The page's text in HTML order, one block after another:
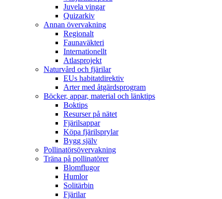
Juvela vingar
Quizarkiv
Annan övervakning
Regionalt
Faunaväkteri
Internationellt
Atlasprojekt
Naturvård och fjärilar
EUs habitatdirektiv
Arter med åtgärdsprogram
Böcker, appar, material och länktips
Boktips
Resurser på nätet
Fjärilsappar
Köpa fjärilsprylar
Bygg själv
Pollinatörsövervakning
Träna på pollinatörer
Blomflugor
Humlor
Solitärbin
Fjärilar